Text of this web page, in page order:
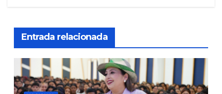
Entrada relacionada